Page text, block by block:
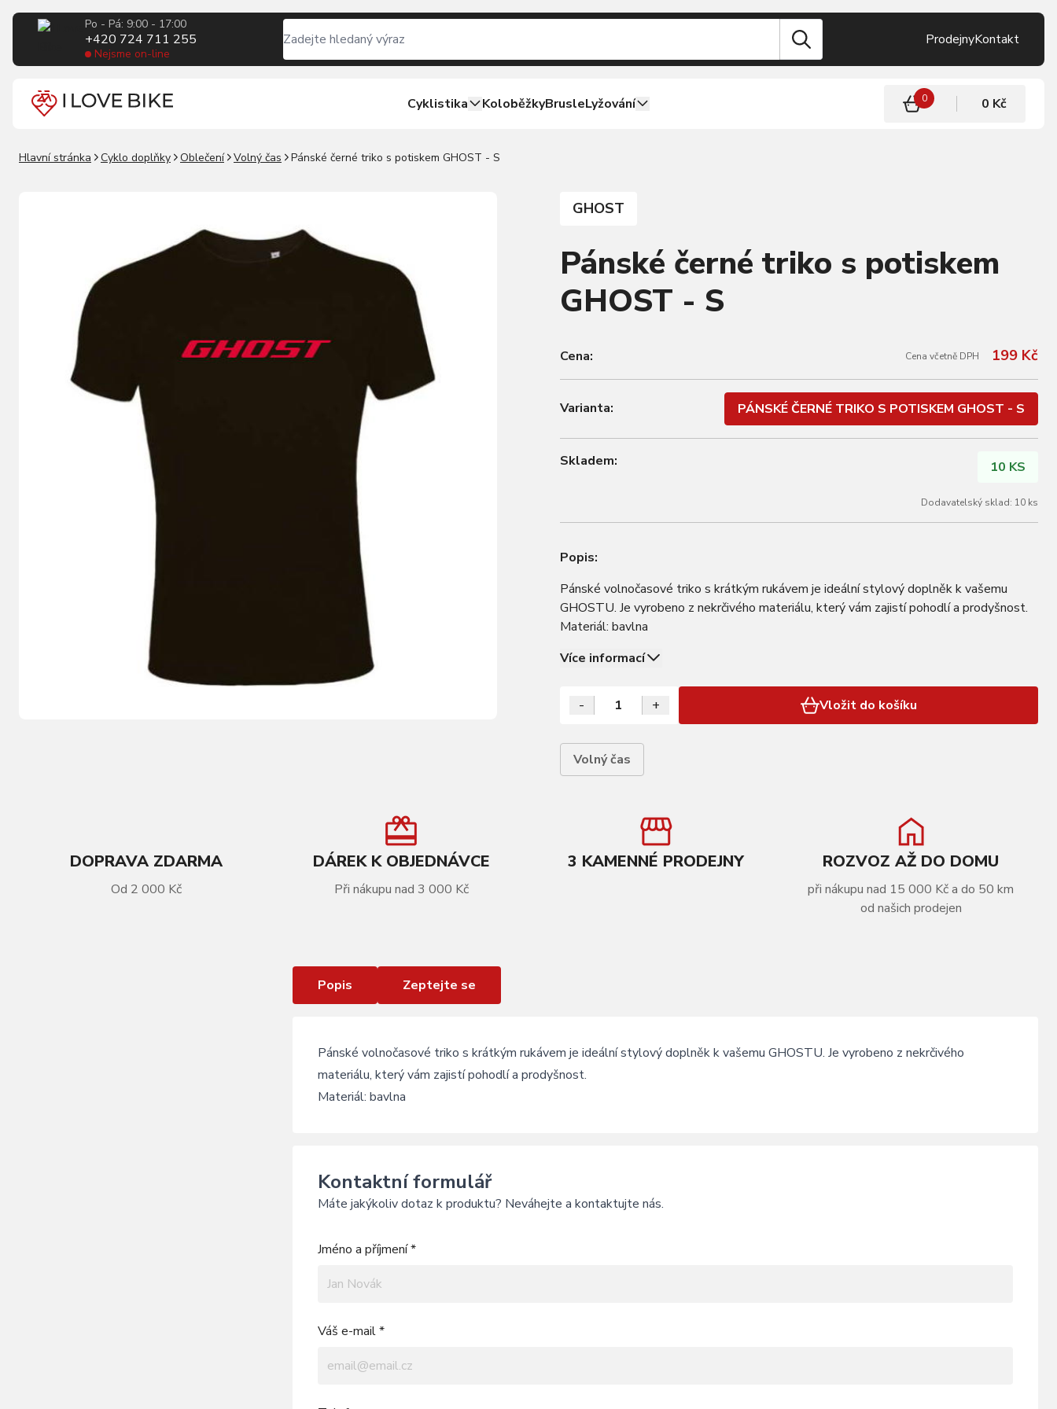
Po - Pá: 9:00 - 17:00
+420 724 711 255
Nejsme on-line
ProdejnyKontakt
Cyklistika KoloběžkyBrusleLyžování 0 0 Kč
Hlavní stránka Cyklo doplňky Oblečení Volný čas Pánské černé triko s potiskem GHOST - S
GHOST
Pánské černé triko s potiskem
GHOST - S
Cena: Cena včetně DPH 199 Kč
Varianta: PÁNSKÉ ČERNÉ TRIKO S POTISKEM GHOST - S
Skladem: 10 KS
Dodavatelský sklad: 10 ks
Popis:
Pánské volnočasové triko s krátkým rukávem je ideální stylový doplněk k vašemu
GHOSTU. Je vyrobeno z nekrčivého materiálu, který vám zajistí pohodlí a prodyšnost.
Materiál: bavlna
Více informací
- + Vložit do košíku
Volný čas
DOPRAVA ZDARMA
Od 2 000 Kč
DÁREK K OBJEDNÁVCE
Při nákupu nad 3 000 Kč
3 KAMENNÉ PRODEJNY ROZVOZ AŽ DO DOMU
při nákupu nad 15 000 Kč a do 50 km
od našich prodejen
VÍCE INFORMACÍ
Popis Zeptejte se
Pánské volnočasové triko s krátkým rukávem je ideální stylový doplněk k vašemu GHOSTU. Je vyrobeno z nekrčivého
materiálu, který vám zajistí pohodlí a prodyšnost.
Materiál: bavlna
Kontaktní formulář
Máte jakýkoliv dotaz k produktu? Neváhejte a kontaktujte nás.
Jméno a příjmení *
Váš e-mail *